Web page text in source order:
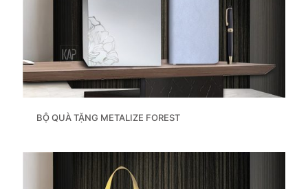
BỘ QUÀ TẶNG METALIZE FOREST